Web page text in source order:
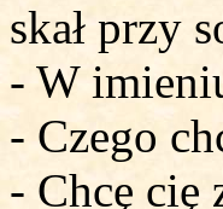
skał przy
- W
- Czego
- Chcę cię